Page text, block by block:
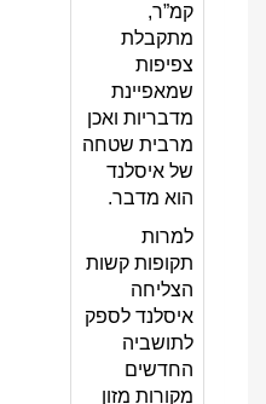
קמ”ר,
מתקבלת
צפיפות
שמאפיינת
מדבריות ואכן
מרבית שטחה
של איסלנד
הוא מדבר.
למרות
תקופות קשות
הצליחה
איסלנד לספק
לתושביה
החדשים
מקורות מזון